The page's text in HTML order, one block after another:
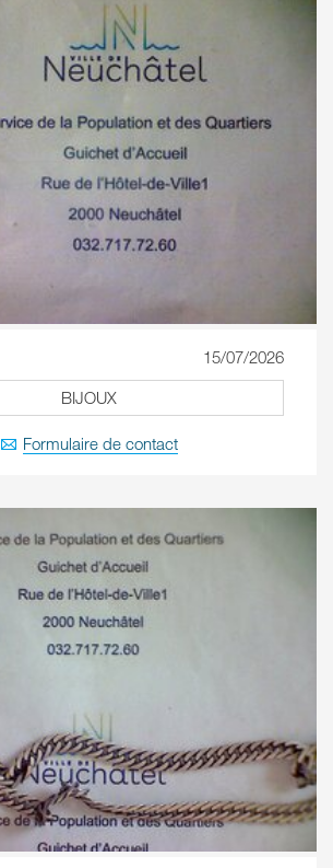
15/07/2026
BIJOUX
Formulaire de contact